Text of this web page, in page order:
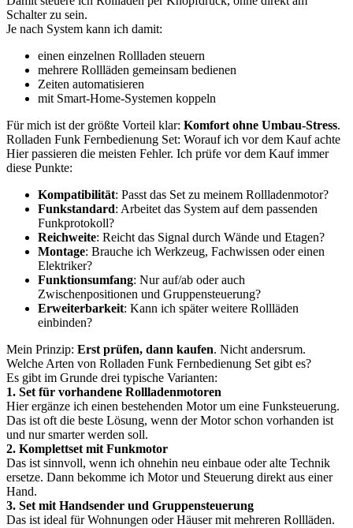
Schalter zu sein.
Je nach System kann ich damit:
einen einzelnen Rollladen steuern
mehrere Rollläden gemeinsam bedienen
Zeiten automatisieren
mit Smart-Home-Systemen koppeln
Für mich ist der größte Vorteil klar: Komfort ohne Umbau-Stress.
Rolladen Funk Fernbedienung Set: Worauf ich vor dem Kauf achte
Hier passieren die meisten Fehler. Ich prüfe vor dem Kauf immer
diese Punkte:
Kompatibilität: Passt das Set zu meinem Rollladenmotor?
Funkstandard: Arbeitet das System auf dem passenden
Funkprotokoll?
Reichweite: Reicht das Signal durch Wände und Etagen?
Montage: Brauche ich Werkzeug, Fachwissen oder einen
Elektriker?
Funktionsumfang: Nur auf/ab oder auch
Zwischenpositionen und Gruppensteuerung?
Erweiterbarkeit: Kann ich später weitere Rollläden
einbinden?
Mein Prinzip: Erst prüfen, dann kaufen. Nicht andersrum.
Welche Arten von Rolladen Funk Fernbedienung Set gibt es?
Es gibt im Grunde drei typische Varianten:
1. Set für vorhandene Rollladenmotoren
Hier ergänze ich einen bestehenden Motor um eine Funksteuerung.
Das ist oft die beste Lösung, wenn der Motor schon vorhanden ist
und nur smarter werden soll.
2. Komplettset mit Funkmotor
Das ist sinnvoll, wenn ich ohnehin neu einbaue oder alte Technik
ersetze. Dann bekomme ich Motor und Steuerung direkt aus einer
Hand.
3. Set mit Handsender und Gruppensteuerung
Das ist ideal für Wohnungen oder Häuser mit mehreren Rollläden.